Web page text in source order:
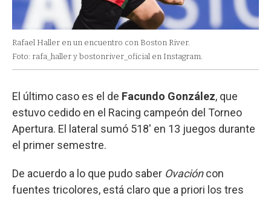
Rafael Haller en un encuentro con Boston River.
Foto: rafa_haller y bostonriver_oficial en Instagram.
El último caso es el de Facundo González, que
estuvo cedido en el Racing campeón del Torneo
Apertura. El lateral sumó 518' en 13 juegos durante
el primer semestre.
De acuerdo a lo que pudo saber Ovacióncon
fuentes tricolores, está claro que a priori los tres